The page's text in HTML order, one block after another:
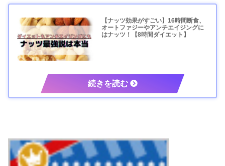
【ナッツ効果がすごい】16時間断食、
オートファジーやアンチエイジングに
はナッツ！【8時間ダイエット】